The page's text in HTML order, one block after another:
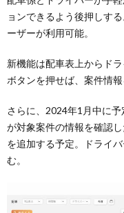
ョンできるよう後押しす
ーザーが利用可能。
新機能は配車表上からド
ボタンを押せば、案件情
さらに、2024年1月中に
が対象案件の情報を確認
を追加する予定。ドライ
む。